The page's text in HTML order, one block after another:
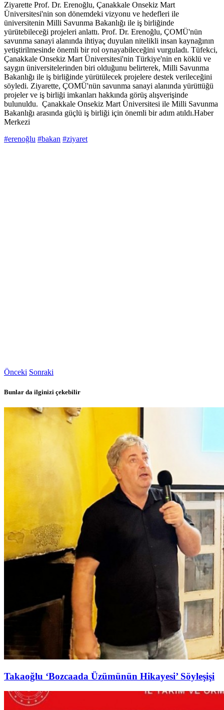
Ziyarette Prof. Dr. Erenoğlu, Çanakkale Onsekiz Mart
Üniversitesi'nin son dönemdeki vizyonu ve hedefleri ile
üniversitenin Milli Savunma Bakanlığı ile iş birliğinde
yürütebileceği projeleri anlattı. Prof. Dr. Erenoğlu, ÇOMÜ'nün
savunma sanayi alanında ihtiyaç duyulan nitelikli insan kaynağının
yetiştirilmesinde önemli bir rol oynayabileceğini vurguladı. Tüfekci,
Çanakkale Onsekiz Mart Üniversitesi'nin Türkiye'nin en köklü ve
saygın üniversitelerinden biri olduğunu belirterek, Milli Savunma
Bakanlığı ile iş birliğinde yürütülecek projelere destek verileceğini
söyledi. Ziyarette, ÇOMÜ'nün savunma sanayi alanında yürüttüğü
projeler ve iş birliği imkanları hakkında görüş alışverişinde
bulunuldu. Çanakkale Onsekiz Mart Üniversitesi ile Milli Savunma
Bakanlığı arasında güçlü iş birliği için önemli bir adım atıldı.Haber
Merkezi
#erenoğlu #bakan #ziyaret
Önceki Sonraki
Bunlar da ilginizi çekebilir
Takaoğlu ‘Bozcaada Üzümünün Hikayesi’ Söyleşişi